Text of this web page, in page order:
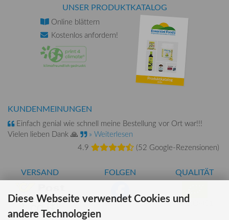
UNSER PRODUKTKATALOG
Online blättern
Kostenlos anfordern!
KUNDENMEINUNGEN
Einfach genial wie schnell meine Bestellung vor Ort war!!!
Vielen lieben Dank 🙏
» Weiterlesen
4.9
(52 Google-Rezensionen)
VERSAND FOLGEN QUALITÄT
AT-BIO-401
Diese Webseite verwendet Cookies und
andere Technologien